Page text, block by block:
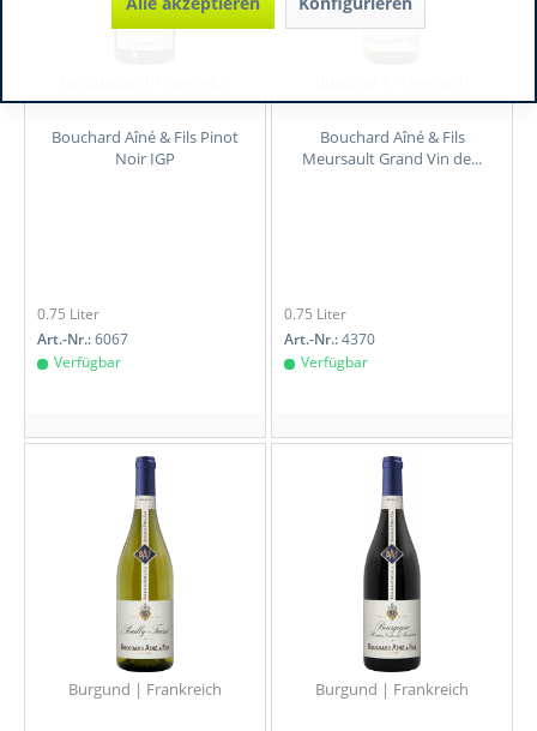
Bouchard Aîné & Fils Pinot
Noir IGP
0.75 Liter
Art.-Nr.:6067
Verfügbar
Bouchard Aîné & Fils
Meursault Grand Vin de...
0.75 Liter
Art.-Nr.:4370
Verfügbar
Burgund | Frankreich Burgund | Frankreich